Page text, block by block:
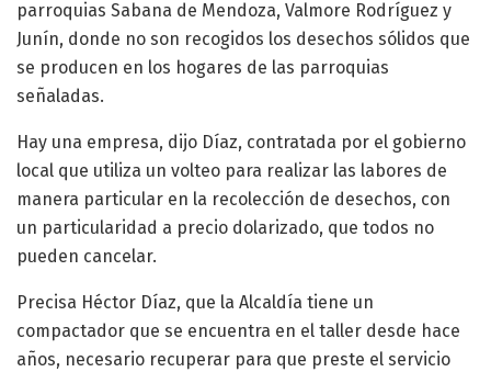
parroquias Sabana de Mendoza, Valmore Rodríguez y
Junín, donde no son recogidos los desechos sólidos que
se producen en los hogares de las parroquias
señaladas.
Hay una empresa, dijo Díaz, contratada por el gobierno
local que utiliza un volteo para realizar las labores de
manera particular en la recolección de desechos, con
un particularidad a precio dolarizado, que todos no
pueden cancelar.
Precisa Héctor Díaz, que la Alcaldía tiene un
compactador que se encuentra en el taller desde hace
años, necesario recuperar para que preste el servicio